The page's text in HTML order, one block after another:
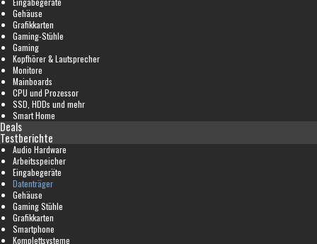
Gehäuse
Grafikkarten
Gaming-Stühle
Gaming
Kopfhörer & Lautsprecher
Monitore
Mainboards
CPU und Prozessor
SSD, HDDs und mehr
Smart Home
Deals
Testberichte
Audio Hardware
Arbeitsspeicher
Eingabegeräte
Datenträger
Gehäuse
Gaming Stühle
Grafikkarten
Smartphone
Komplettsysteme